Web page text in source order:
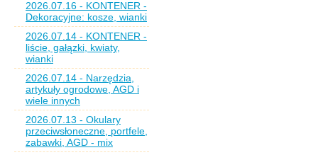
2026.07.16 - KONTENER -
Dekoracyjne: kosze, wianki
2026.07.14 - KONTENER -
liście, gałązki, kwiaty,
wianki
2026.07.14 - Narzędzia,
artykuły ogrodowe, AGD i
wiele innych
2026.07.13 - Okulary
przeciwsłoneczne, portfele,
zabawki, AGD - mix